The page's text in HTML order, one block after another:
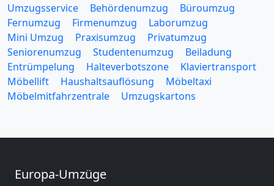
Umzugsservice Behördenumzug
Büroumzug
Fernumzug
Firmenumzug
Laborumzug
Mini Umzug
Praxisumzug
Privatumzug
Seniorenumzug
Studentenumzug
Beiladung
Entrümpelung
Halteverbotszone
Klaviertransport
Möbellift
Haushaltsauflösung
Möbeltaxi
Möbelmitfahrzentrale
Umzugskartons
Europa-Umzüge